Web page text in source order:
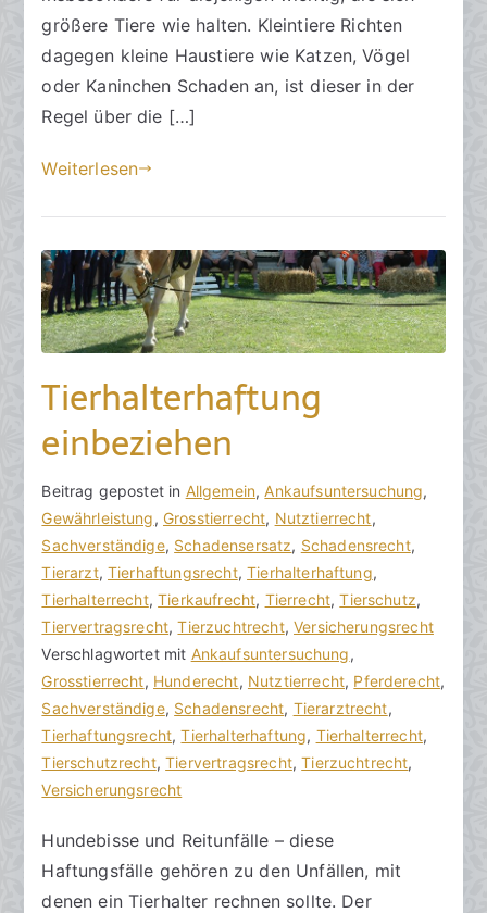
2
.
D
e
z
m
e
r
2
0
2
2
größere Tiere wie halten. Kleintiere Richten
dagegen kleine Haustiere wie Katzen, Vögel
oder Kaninchen Schaden an, ist dieser in der
Regel über die […]
Weiterlesen
Tierhalterhaftung
einbeziehen
V
o
n
h
o
r
a
k
R
e
c
h
s
a
n
B
e
i
t
r
a
g
v
e
r
ö
f
e
n
t
Beitrag gepostet in Allgemein, Ankaufsuntersuchung,
Gewährleistung, Grosstierrecht, Nutztierrecht,
Sachverständige, Schadensersatz, Schadensrecht,
Tierarzt,Tierhaftungsrecht,Tierhalterhaftung,
Tierhalterrecht,Tierkaufrecht, Tierrecht,Tierschutz,
Tiervertragsrecht,Tierzuchtrecht,Versicherungsrecht
Verschlagwortet mit Ankaufsuntersuchung,
Grosstierrecht, Hunderecht, Nutztierrecht, Pferderecht,
Sachverständige, Schadensrecht, Tierarztrecht,
Tierhaftungsrecht,Tierhalterhaftung, Tierhalterrecht,
Tierschutzrecht,Tiervertragsrecht,Tierzuchtrecht,
Versicherungsrecht
K
e
i
n
e
K
o
m
m
e
n
t
r
e
zu
Hundebisse und Reitunfälle – diese
Haftungsfälle gehören zu den Unfällen, mit
denen ein Tierhalter rechnen sollte. Der